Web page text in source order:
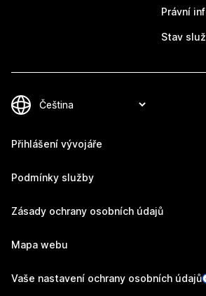
Právní
Stav
Přihlášení vývojáře
Podmínky služby
Zásady ochrany osobních údajů
Mapa webu
Vaše nastavení ochrany osobních údajů